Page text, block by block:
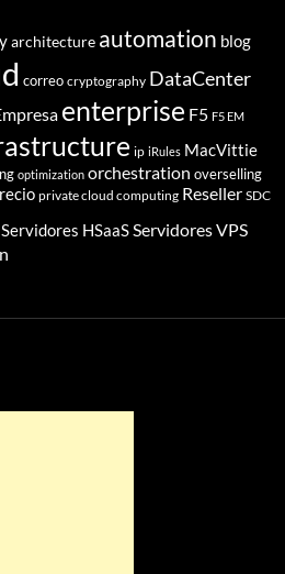
architecture automation blog
correo cryptography DataCenter
enterprise F5 F5 EM
ip iRules MacVittie
optimization orchestration overselling
private cloud computing Reseller SDC
Servidores HSaaSServidores VPS